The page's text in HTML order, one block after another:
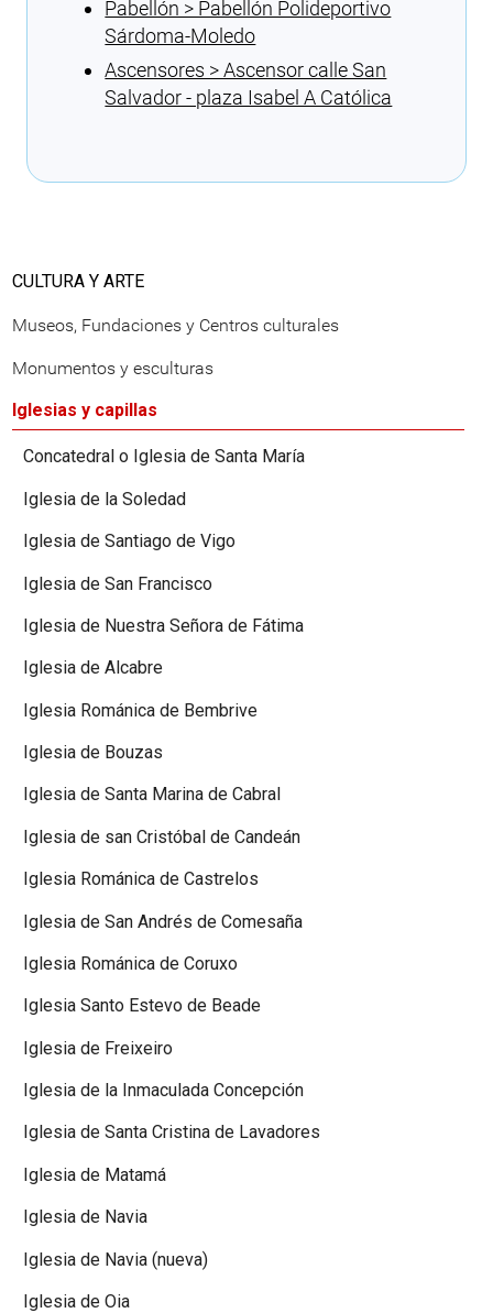
Pabellón > Pabellón Polideportivo
Sárdoma-Moledo
Ascensores > Ascensor calle San
Salvador - plaza Isabel A Católica
CULTURA Y ARTE
Museos, Fundaciones y Centros culturales
Monumentos y esculturas
Iglesias y capillas
Concatedral o Iglesia de Santa María
Iglesia de la Soledad
Iglesia de Santiago de Vigo
Iglesia de San Francisco
Iglesia de Nuestra Señora de Fátima
Iglesia de Alcabre
Iglesia Románica de Bembrive
Iglesia de Bouzas
Iglesia de Santa Marina de Cabral
Iglesia de san Cristóbal de Candeán
Iglesia Románica de Castrelos
Iglesia de San Andrés de Comesaña
Iglesia Románica de Coruxo
Iglesia Santo Estevo de Beade
Iglesia de Freixeiro
Iglesia de la Inmaculada Concepción
Iglesia de Santa Cristina de Lavadores
Iglesia de Matamá
Iglesia de Navia
Iglesia de Navia (nueva)
Iglesia de Oia